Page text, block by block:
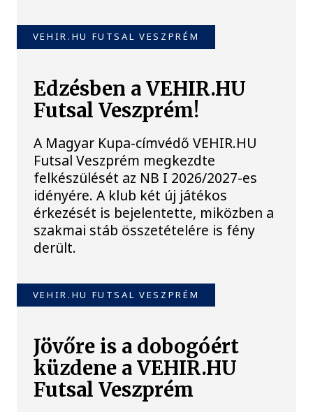
VEHIR.HU FUTSAL VESZPRÉM
Edzésben a VEHIR.HU
Futsal Veszprém!
A Magyar Kupa-címvédő VEHIR.HU
Futsal Veszprém megkezdte
felkészülését az NB I 2026/2027-es
idényére. A klub két új játékos
érkezését is bejelentette, miközben a
szakmai stáb összetételére is fény
derült.
VEHIR.HU FUTSAL VESZPRÉM
Jövőre is a dobogóért
küzdene a VEHIR.HU
Futsal Veszprém